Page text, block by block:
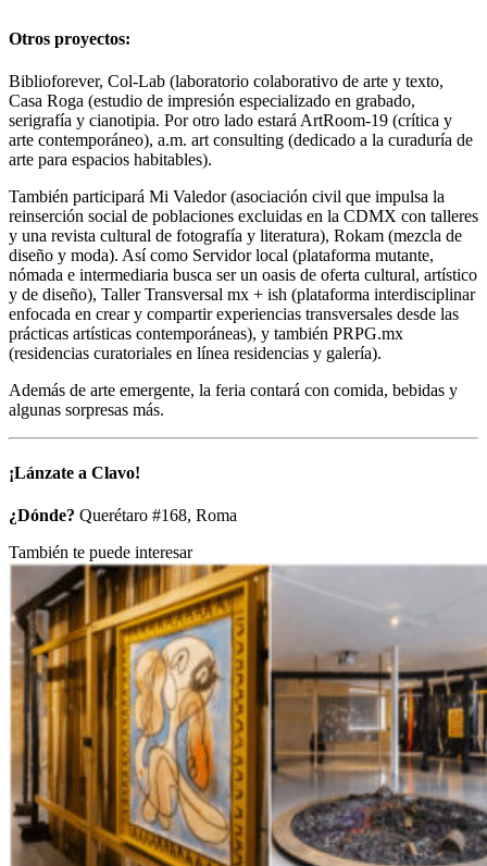
Otros proyectos:
Biblioforever, Col-Lab (laboratorio colaborativo de arte y texto,
Casa Roga (estudio de impresión especializado en grabado,
serigrafía y cianotipia. Por otro lado estará ArtRoom-19 (crítica y
arte contemporáneo), a.m. art consulting (dedicado a la curaduría de
arte para espacios habitables).
También participará Mi Valedor (asociación civil que impulsa la
reinserción social de poblaciones excluidas en la CDMX con talleres
y una revista cultural de fotografía y literatura), Rokam (mezcla de
diseño y moda). Así como Servidor local (plataforma mutante,
nómada e intermediaria busca ser un oasis de oferta cultural, artístico
y de diseño), Taller Transversal mx + ish (plataforma interdisciplinar
enfocada en crear y compartir experiencias transversales desde las
prácticas artísticas contemporáneas), y también PRPG.mx
(residencias curatoriales en línea residencias y galería).
Además de arte emergente, la feria contará con comida, bebidas y
algunas sorpresas más.
¡Lánzate a Clavo!
¿Dónde? Querétaro #168, Roma
También te puede interesar